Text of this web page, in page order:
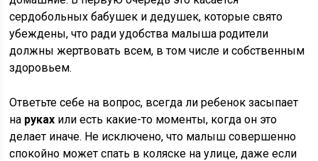
сердобольных бабушек и дедушек, которые свято
убеждены, что ради удобства малыша родители
должны жертвовать всем, в том числе и собственным
здоровьем.
Ответьте себе на вопрос, всегда ли ребенок засыпает
на руках или есть какие-то моменты, когда он это
делает иначе. Не исключено, что малыш совершенно
спокойно может спать в коляске на улице, даже если